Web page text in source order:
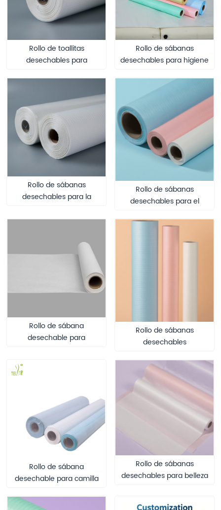
Rollo de toallitas
desechables para
dispositivo médico de
clase I, PP+PE, recortable,
para uso hospitalario.
Rollo de sábanas
desechables para higiene
recortables, para la
limpieza de manos del
personal médico.
Rollo de sábanas
desechables para la
personal clínico médico,
clase I certificado
ISO13485, PP+PE
impermeable para uso
Rollo de sábanas
desechables para el
viajes, rollo higiénico
Rollo de sábana
desechable para
fisioterapia, rollo aislante
impermeable de PP+PE
salas de terapia.
Rollo de sábanas
desechables
multicolor para salones
de belleza y spas, ideales
para masajes y bienestar.
Rollo de sábana
desechable para camilla
Clase I, de polipropileno y
Rollo de sábanas
desechables para belleza